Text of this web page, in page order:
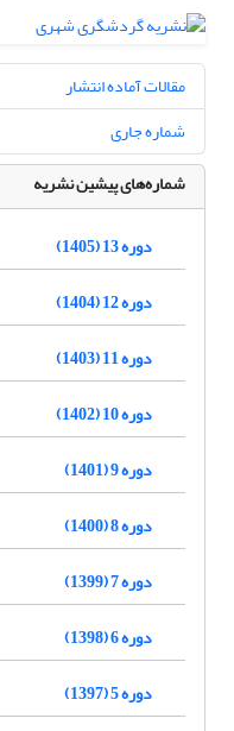
مقالات آماده انتشار
شماره جاری
شماره‌های پیشین نشریه
دوره 13 (1405)
دوره 12 (1404)
دوره 11 (1403)
دوره 10 (1402)
دوره 9 (1401)
دوره 8 (1400)
دوره 7 (1399)
دوره 6 (1398)
دوره 5 (1397)